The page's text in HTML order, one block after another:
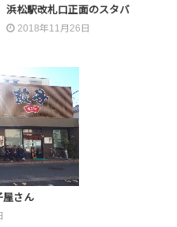
浜松駅改札口正面のスタバ
2018年11月26日
屋さん